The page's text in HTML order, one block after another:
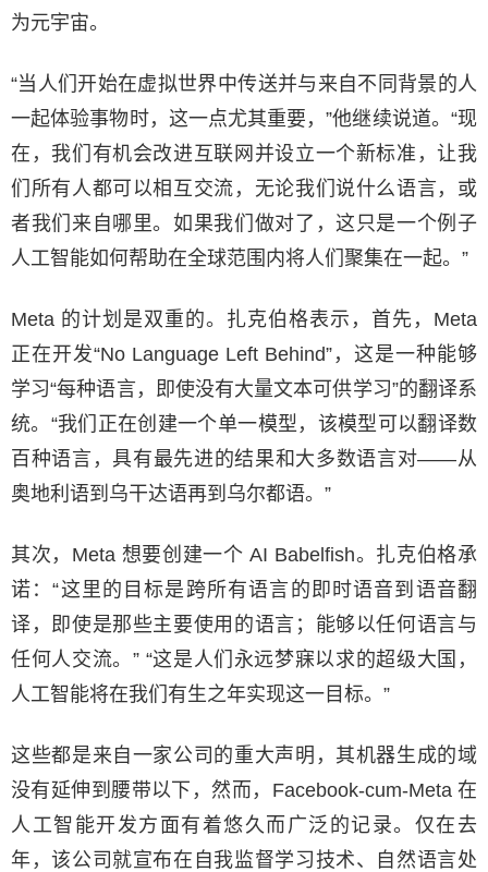
为元宇宙。
“当人们开始在虚拟世界中传送并与来自不同背景的人
一起体验事物时，这一点尤其重要，”他继续说道。“现
在，我们有机会改进互联网并设立一个新标准，让我
们所有人都可以相互交流，无论我们说什么语言，或
者我们来自哪里。如果我们做对了，这只是一个例子
人工智能如何帮助在全球范围内将人们聚集在一起。”
Meta 的计划是双重的。扎克伯格表示，首先，Meta
正在开发“No Language Left Behind”，这是一种能够
学习“每种语言，即使没有大量文本可供学习”的翻译系
统。“我们正在创建一个单一模型，该模型可以翻译数
百种语言，具有最先进的结果和大多数语言对——从
奥地利语到乌干达语再到乌尔都语。”
其次，Meta 想要创建一个 AI Babelfish。扎克伯格承
诺：“这里的目标是跨所有语言的即时语音到语音翻
译，即使是那些主要使用的语言；能够以任何语言与
任何人交流。” “这是人们永远梦寐以求的超级大国，
人工智能将在我们有生之年实现这一目标。”
这些都是来自一家公司的重大声明，其机器生成的域
没有延伸到腰带以下，然而，Facebook-cum-Meta 在
人工智能开发方面有着悠久而广泛的记录。仅在去
年，该公司就宣布在自我监督学习技术、自然语言处